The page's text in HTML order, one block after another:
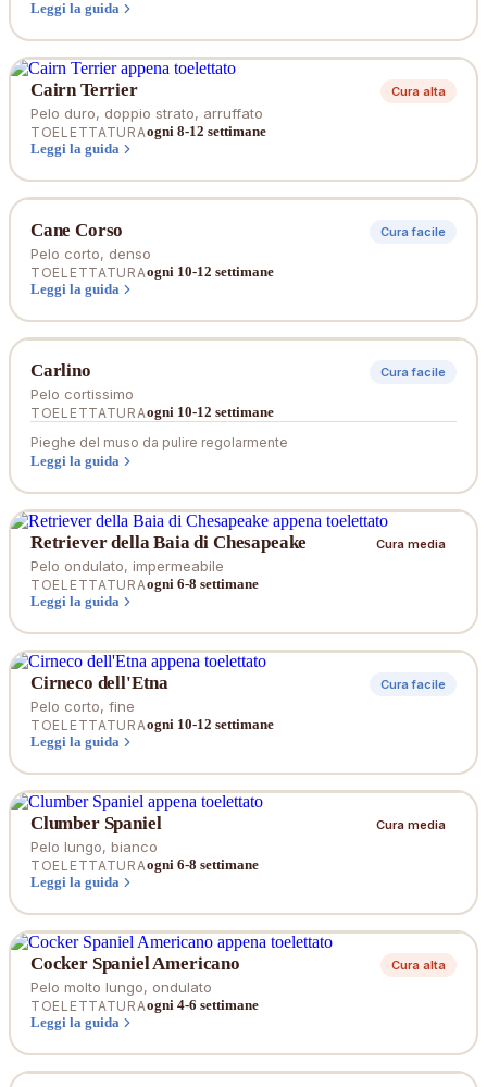
Leggi la guida
Cairn Terrier Cura alta
Pelo duro, doppio strato, arruffato
TOELETTATURAogni 8-12 settimane
Leggi la guida
Cane Corso Cura facile
Pelo corto, denso
TOELETTATURAogni 10-12 settimane
Leggi la guida
Carlino Cura facile
Pelo cortissimo
TOELETTATURAogni 10-12 settimane
Pieghe del muso da pulire regolarmente
Leggi la guida
Retriever della Baia di Chesapeake Cura media
Pelo ondulato, impermeabile
TOELETTATURAogni 6-8 settimane
Leggi la guida
Cirneco dell'Etna Cura facile
Pelo corto, fine
TOELETTATURAogni 10-12 settimane
Leggi la guida
Clumber Spaniel Cura media
Pelo lungo, bianco
TOELETTATURAogni 6-8 settimane
Leggi la guida
Cocker Spaniel Americano Cura alta
Pelo molto lungo, ondulato
TOELETTATURAogni 4-6 settimane
Leggi la guida